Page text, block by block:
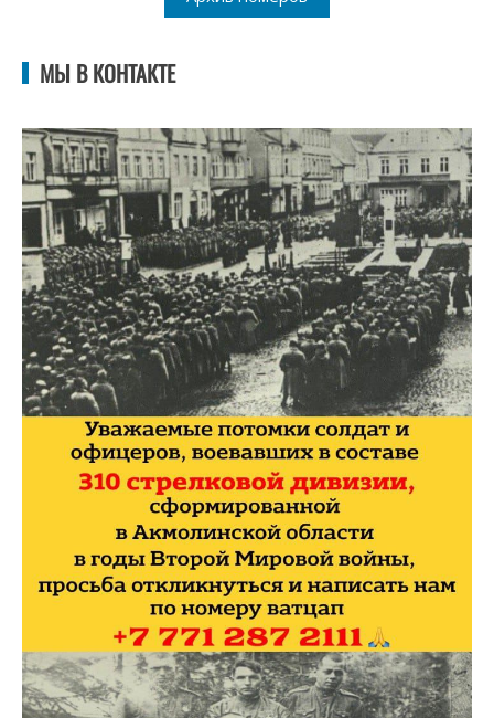
МЫ В КОНТАКТЕ